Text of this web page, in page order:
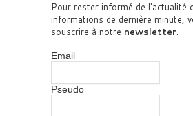
Pour rester informé de l'actualité
informations de dernière minute,
souscrire à notre newsletter.
Email
Pseudo